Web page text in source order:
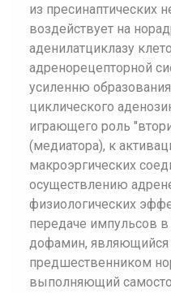
из пресинаптических
воздействует на
аденилатциклазу
адренорецепторной
усиленню
циклического
играющего роль
(медиатора), к
макроэргических
осуществлению
физиологических
передаче импульсов
дофамин, являющийся
предшественником
выполняющий